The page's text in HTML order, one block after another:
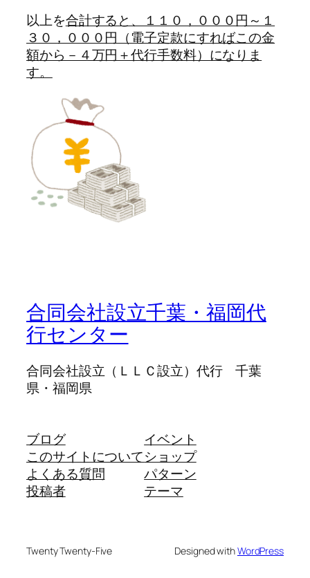
以上を合計すると、１１０，０００円～１
３０，０００円（電子定款にすればこの金
額から－４万円＋代行手数料）になりま
す。
合同会社設立千葉・福岡代
行センター
合同会社設立（ＬＬＣ設立）代行 千葉
県・福岡県
ブログ
このサイトについて
よくある質問
投稿者
イベント
ショップ
パターン
テーマ
Twenty Twenty-Five Designed withWordPress